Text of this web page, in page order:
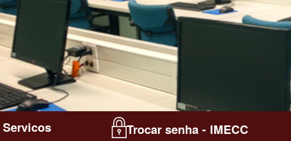
Trocar senha - IMECC